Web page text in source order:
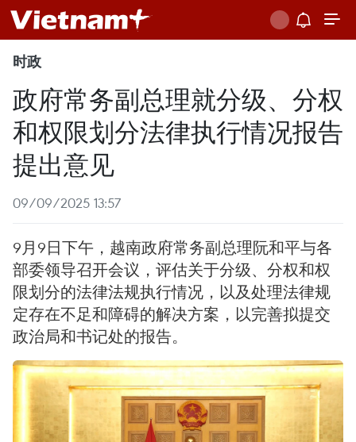
时政
政府常务副总理就分级、分权
和权限划分法律执行情况报告
提出意见
09/09/2025 13:57
9月9日下午，越南政府常务副总理阮和平与各
部委领导召开会议，评估关于分级、分权和权
限划分的法律法规执行情况，以及处理法律规
定存在不足和障碍的解决方案，以完善拟提交
政治局和书记处的报告。